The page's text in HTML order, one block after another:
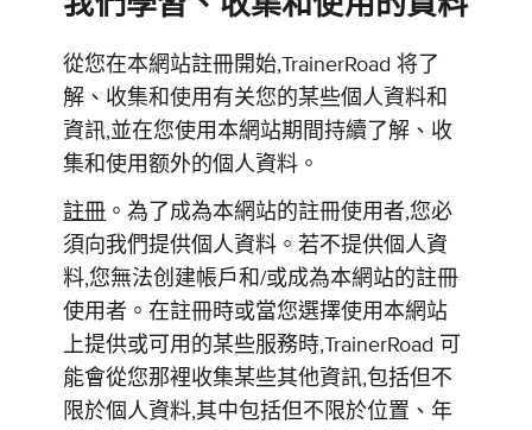
從您在本網站註冊開始,TrainerRoad 将了
解、收集和使用有关您的某些個人資料和
資訊,並在您使用本網站期間持續了解、收
集和使用额外的個人資料。
註冊 。為了成為本網站的註冊使用者,您必
須向我們提供個人資料。若不提供個人資
料,您無法创建帳戶和/或成為本網站的註冊
使用者。在註冊時或當您選擇使用本網站
上提供或可用的某些服務時,TrainerRoad 可
能會從您那裡收集某些其他資訊,包括但不
限於個人資料,其中包括但不限於位置、年